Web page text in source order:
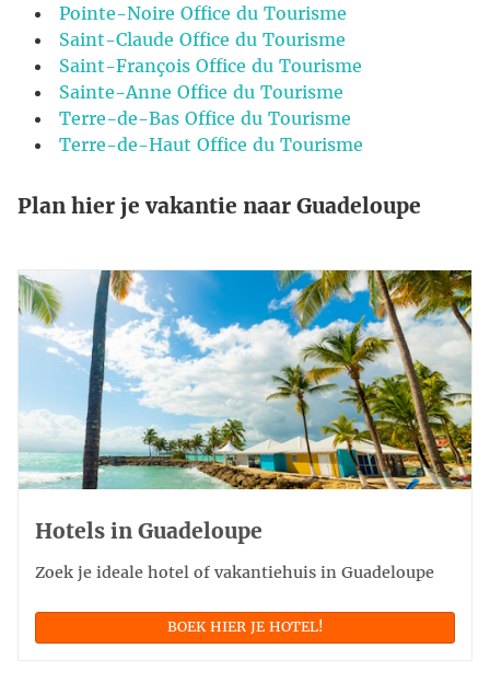
Pointe-Noire Office du Tourisme
Saint-Claude Office du Tourisme
Saint-François Office du Tourisme
Sainte-Anne Office du Tourisme
Terre-de-Bas Office du Tourisme
Terre-de-Haut Office du Tourisme
Plan hier je vakantie naar Guadeloupe
Hotels in Guadeloupe
Zoek je ideale hotel of vakantiehuis in Guadeloupe
BOEK HIER JE HOTEL!